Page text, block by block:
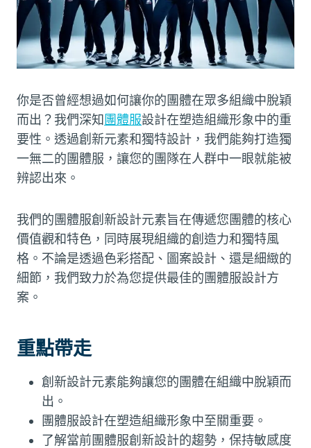
你是否曾經想過如何讓你的團體在眾多組織中脫穎
而出？我們深知團體服設計在塑造組織形象中的重
要性。透過創新元素和獨特設計，我們能夠打造獨
一無二的團體服，讓您的團隊在人群中一眼就能被
辨認出來。
我們的團體服創新設計元素旨在傳遞您團體的核心
價值觀和特色，同時展現組織的創造力和獨特風
格。不論是透過色彩搭配、圖案設計、還是細緻的
細節，我們致力於為您提供最佳的團體服設計方
案。
重點帶走
創新設計元素能夠讓您的團體在組織中脫穎而
出。
團體服設計在塑造組織形象中至關重要。
了解當前團體服創新設計的趨勢，保持敏感度